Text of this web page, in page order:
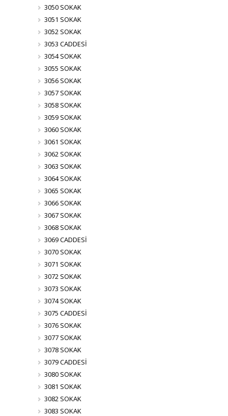
3050 SOKAK
3051 SOKAK
3052 SOKAK
3053 CADDESİ
3054 SOKAK
3055 SOKAK
3056 SOKAK
3057 SOKAK
3058 SOKAK
3059 SOKAK
3060 SOKAK
3061 SOKAK
3062 SOKAK
3063 SOKAK
3064 SOKAK
3065 SOKAK
3066 SOKAK
3067 SOKAK
3068 SOKAK
3069 CADDESİ
3070 SOKAK
3071 SOKAK
3072 SOKAK
3073 SOKAK
3074 SOKAK
3075 CADDESİ
3076 SOKAK
3077 SOKAK
3078 SOKAK
3079 CADDESİ
3080 SOKAK
3081 SOKAK
3082 SOKAK
3083 SOKAK